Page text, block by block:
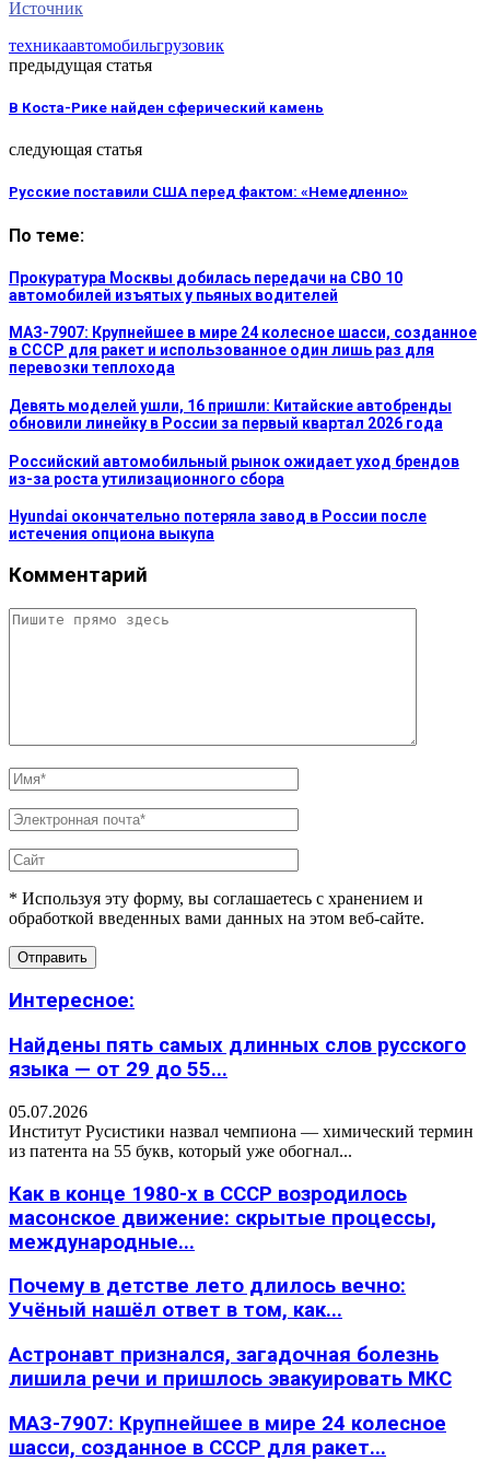
Источник
техникаавтомобильгрузовик
предыдущая статья
В Коста-Рике найден сферический камень
следующая статья
Русские поставили США перед фактом: «Немедленно»
По теме:
Прокуратура Москвы добилась передачи на СВО 10
автомобилей изъятых у пьяных водителей
МАЗ-7907: Крупнейшее в мире 24 колесное шасси, созданное
в СССР для ракет и использованное один лишь раз для
перевозки теплохода
Девять моделей ушли, 16 пришли: Китайские автобренды
обновили линейку в России за первый квартал 2026 года
Российский автомобильный рынок ожидает уход брендов
из-за роста утилизационного сбора
Hyundai окончательно потеряла завод в России после
истечения опциона выкупа
Комментарий
* Используя эту форму, вы соглашаетесь с хранением и
обработкой введенных вами данных на этом веб-сайте.
Интересное:
Найдены пять самых длинных слов русского
языка — от 29 до 55...
05.07.2026
Институт Русистики назвал чемпиона — химический термин
из патента на 55 букв, который уже обогнал...
Как в конце 1980-х в СССР возродилось
масонское движение: скрытые процессы,
международные...
Почему в детстве лето длилось вечно:
Учёный нашёл ответ в том, как...
Астронавт признался, загадочная болезнь
лишила речи и пришлось эвакуировать МКС
МАЗ-7907: Крупнейшее в мире 24 колесное
шасси, созданное в СССР для ракет...